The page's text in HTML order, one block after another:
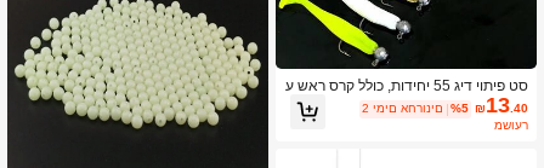
סט פיתוי דיג 55 יחידות, כולל קרס ראש ע
ופרת, קרסי תולעת רך זנב פיתיון T, מתאי
ם לבס, סבבה, ציוד דיג
₪13.40
%5
2 ימים אחרונים
משוער